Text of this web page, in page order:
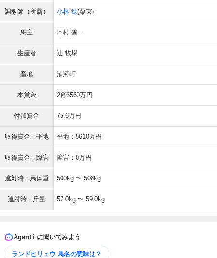
調教師（所属） 小林 稔(栗東)
馬主 木村 善一
生産者 辻 牧場
産地 浦河町
本賞金 2億6560万円
付加賞金 75.6万円
収得賞金：平地 平地：5610万円
収得賞金：障害 障害：0万円
連対時：馬体重 500kg 〜 508kg
連対時：斤量 57.0kg 〜 59.0kg
Agent i に聞いてみよう
ランドヒリュウ 馬名の意味は？